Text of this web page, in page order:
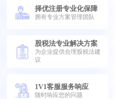
择优注册专业化保障
拥有专业方案管理团队
股税法专业解决方案
为企业提供合理股税法建
议
1V1客服服务响应
随时响应您的问题